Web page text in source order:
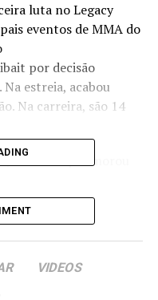
luta no Legacy
eventos de MMA do
por decisão
estreia, acabou
Na carreira, são 14
Erick sempre morou
fundadores de uma
Sinop e, aos 18
MMA. Em seguida,
em diversos
Unidos.
VIDEOS